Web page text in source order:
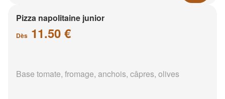
Pizza napolitaine junior
Dès 11.50 €
Base tomate, fromage, anchois, câpres, olives